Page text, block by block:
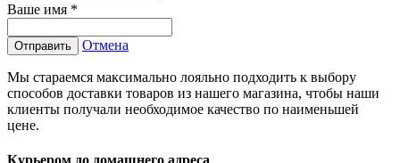
Ваше имя *
Отправить Отмена
Мы стараемся максимально лояльно подходить к выбору
способов доставки товаров из нашего магазина, чтобы наши
клиенты получали необходимое качество по наименьшей
цене.
Курьером до домашнего адреса